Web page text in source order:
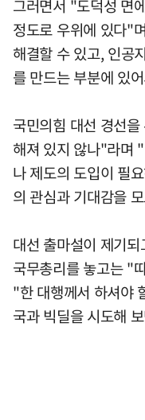
그러면서 "도덕성 면
정도로 우위에 있다"
해결할 수 있고, 인공
를 만드는 부분에 있
국민의힘 대선 경선
해져 있지 않나"라며
나 제도의 도입이 필
의 관심과 기대감을
대선 출마설이 제기
국무총리를 놓고는 "
"한 대행께서 하셔야
국과 빅딜을 시도해